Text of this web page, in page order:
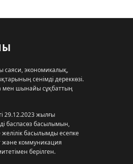
саяси, экономикалық,
сенімді дереккөзі.
мен шынайы сұқбаттың
29.12.2023 жылғы
баспасөз басылымын,
желілік басылымды есепке
және коммуникация
берілген.